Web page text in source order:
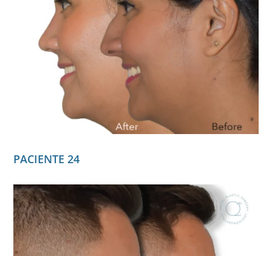
PACIENTE 24